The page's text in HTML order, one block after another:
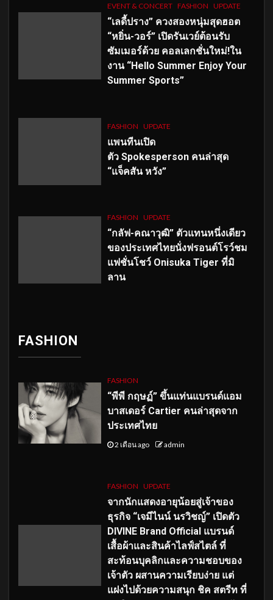
EVENT & CONCERT FASHION UPDATE
“เลดี้ปราง” ควงสองหนุ่มสุดฮอต
“หยิ่น-วอร์” เปิดรันเวย์ต้อนรับ
ซัมเมอร์ด้วย คอลเลกชั่นใหม่!ใน
งาน “Hello Summer Enjoy Your
Summer Sports”
FASHION UPDATE
แพนทีนเปิด
ตัว Spokesperson คนล่าสุด
“แจ็คสัน หวัง”
FASHION UPDATE
“กลัฟ-คณาวุฒิ” ตัวแทนหนึ่งเดียว
ของประเทศไทยนั่งฟรอนต์โรว์ชม
แฟชั่นโชว์ Onisuka Tiger ที่มิ
ลาน
FASHION
FASHION
“พีพี กฤษฏ์” ขึ้นแท่นแบรนด์แอม
บาสเดอร์ Cartier คนล่าสุดจาก
ประเทศไทย
2 เดือน ago admin
FASHION UPDATE
จากนักแสดงอายุน้อยสู่เจ้าของ
ธุรกิจ “เจมีไนน์ นรวิชญ์” เปิดตัว
DIVINE Brand Official แบรนด์
เสื้อผ้าและสินค้าไลฟ์สไตล์ ที่
สะท้อนบุคลิกและความชอบของ
เจ้าตัว ผสานความเรียบง่าย แต่
แฝงไปด้วยความสนุก ชิค สตรีท ที่